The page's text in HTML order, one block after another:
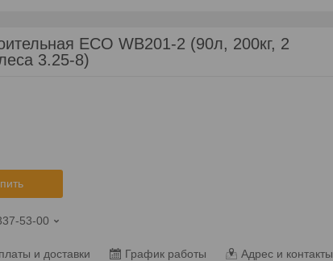
ECO WB201-2 (90л, 200кг, 2
3.25-8)
53-00
и доставки График работы Адрес и контакты